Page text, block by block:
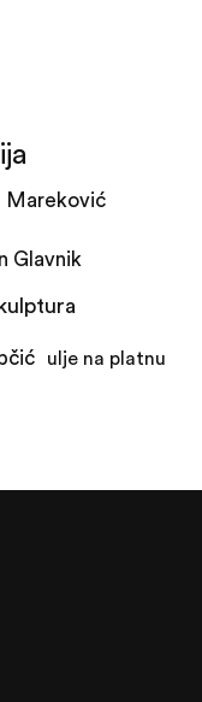
Mareković
Glavnik
ulje na platnu